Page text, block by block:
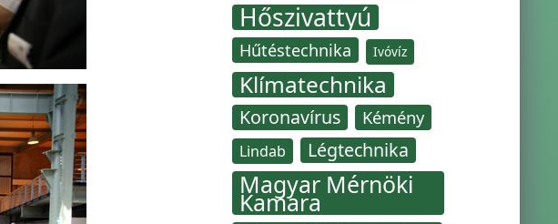
Hőszivattyú
Hűtéstechnika Ivóvíz
Klímatechnika
Koronavírus Kémény
Lindab Légtechnika
Magyar Mérnöki
Kamara